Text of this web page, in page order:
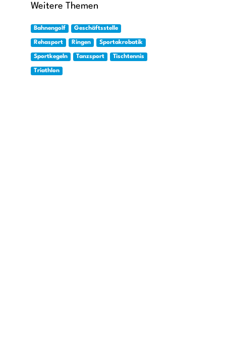
Präsident, Hanno Benz - Sportdezernent und OB, Thomas Stetz - SGA-Präsident.
Weitere Themen
Bahnengolf Geschäftsstelle
Rehasport Ringen Sportakrobatik
Sportkegeln Tanzsport Tischtennis
Triathlon
sga@sg-arheilgen.de